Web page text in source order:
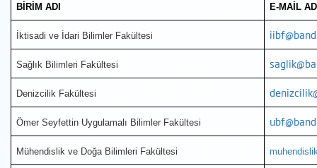
BİRİM ADI E-MAİL
İktisadi ve İdari Bilimler Fakültesi
Sağlık Bilimleri Fakültesi
Denizcilik Fakültesi
Ömer Seyfettin Uygulamalı Bilimler Fakültesi
Mühendislik ve Doğa Bilimleri Fakültesi